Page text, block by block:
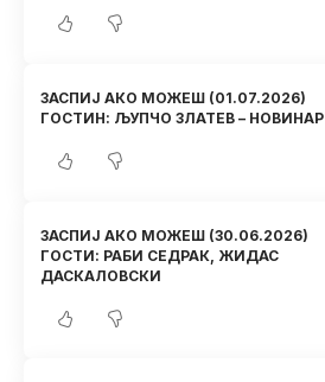
ЗАСПИЈ АКО МОЖЕШ (01.07.2026)
ГОСТИН: ЉУПЧО ЗЛАТЕВ – НОВИНАР
ЗАСПИЈ АКО МОЖЕШ (30.06.2026)
ГОСТИ: РАБИ СЕДРАК, ЖИДАС
ДАСКАЛОВСКИ